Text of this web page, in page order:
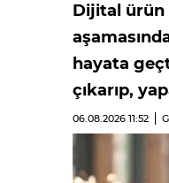
Dijital ürün
hayata
çıkarıp,
06.08.2026 11:52